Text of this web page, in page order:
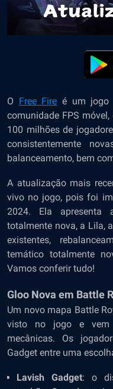
O Free Fire é um jogo
comunidade FPS
100 milhões de
consistentemente
balanceamento, bem
A atualização mais
vivo no jogo, pois foi
2024. Ela apresenta
totalmente nova, a Lila,
existentes,
temático totalmente
Vamos conferir tudo!
Gloo Nova em Battle
Um novo mapa Battle
visto no jogo e vem
mecânicas. Os
Gadget entre uma
Lavish Gadget: o